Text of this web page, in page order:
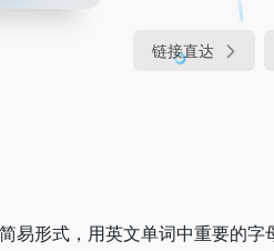
链接直达
易形式，用英文单词中重要的